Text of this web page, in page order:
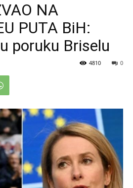
NA
PUTA BiH:
poruku Briselu
0
4810